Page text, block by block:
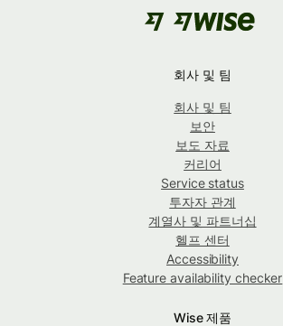
회사 및 팀
회사 및 팀
보안
보도 자료
커리어
Service status
투자자 관계
계열사 및 파트너십
헬프 센터
Accessibility
Feature availability checker
Wise 제품